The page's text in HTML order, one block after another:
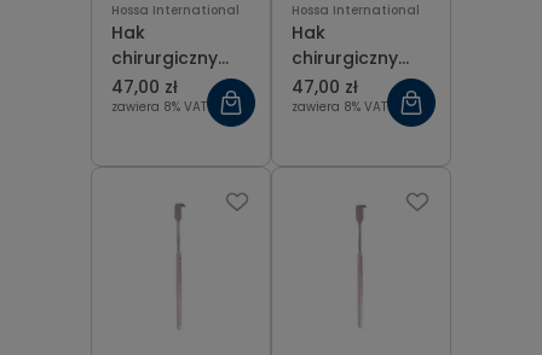
Hossa International
Hak
chirurgiczny
tępy, 1 ząbek 16
cm
47,00 zł
zawiera 8% VAT
Hossa International
Hak
chirurgiczny
tępy, 2 ząbki 16
cm
47,00 zł
zawiera 8% VAT